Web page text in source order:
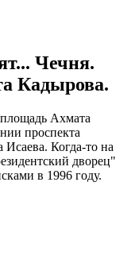
Чечня.
Кадырова.
Ахмата
проспекта
Когда-то на
дворец"
в 1996 году.